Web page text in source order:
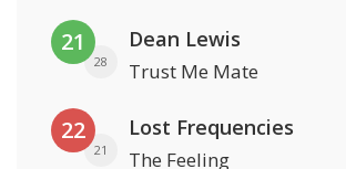
21
28
Dean Lewis
Trust Me Mate
22
21
Lost Frequencies
The Feeling